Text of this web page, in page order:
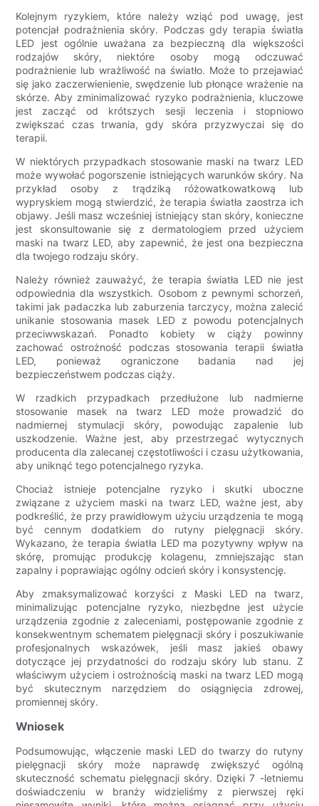
Kolejnym ryzykiem, które należy wziąć pod uwagę, jest
potencjał podrażnienia skóry. Podczas gdy terapia światła
LED jest ogólnie uważana za bezpieczną dla większości
rodzajów skóry, niektóre osoby mogą odczuwać
podrażnienie lub wrażliwość na światło. Może to przejawiać
się jako zaczerwienienie, swędzenie lub płonące wrażenie na
skórze. Aby zminimalizować ryzyko podrażnienia, kluczowe
jest zacząć od krótszych sesji leczenia i stopniowo
zwiększać czas trwania, gdy skóra przyzwyczai się do
terapii.
W niektórych przypadkach stosowanie maski na twarz LED
może wywołać pogorszenie istniejących warunków skóry. Na
przykład osoby z trądziką różowatkowatkową lub
wypryskiem mogą stwierdzić, że terapia światła zaostrza ich
objawy. Jeśli masz wcześniej istniejący stan skóry, konieczne
jest skonsultowanie się z dermatologiem przed użyciem
maski na twarz LED, aby zapewnić, że jest ona bezpieczna
dla twojego rodzaju skóry.
Należy również zauważyć, że terapia światła LED nie jest
odpowiednia dla wszystkich. Osobom z pewnymi schorzeń,
takimi jak padaczka lub zaburzenia tarczycy, można zalecić
unikanie stosowania masek LED z powodu potencjalnych
przeciwwskazań. Ponadto kobiety w ciąży powinny
zachować ostrożność podczas stosowania terapii światła
LED, ponieważ ograniczone badania nad jej
bezpieczeństwem podczas ciąży.
W rzadkich przypadkach przedłużone lub nadmierne
stosowanie masek na twarz LED może prowadzić do
nadmiernej stymulacji skóry, powodując zapalenie lub
uszkodzenie. Ważne jest, aby przestrzegać wytycznych
producenta dla zalecanej częstotliwości i czasu użytkowania,
aby uniknąć tego potencjalnego ryzyka.
Chociaż istnieje potencjalne ryzyko i skutki uboczne
związane z użyciem maski na twarz LED, ważne jest, aby
podkreślić, że przy prawidłowym użyciu urządzenia te mogą
być cennym dodatkiem do rutyny pielęgnacji skóry.
Wykazano, że terapia światła LED ma pozytywny wpływ na
skórę, promując produkcję kolagenu, zmniejszając stan
zapalny i poprawiając ogólny odcień skóry i konsystencję.
Aby zmaksymalizować korzyści z Maski LED na twarz,
minimalizując potencjalne ryzyko, niezbędne jest użycie
urządzenia zgodnie z zaleceniami, postępowanie zgodnie z
konsekwentnym schematem pielęgnacji skóry i poszukiwanie
profesjonalnych wskazówek, jeśli masz jakieś obawy
dotyczące jej przydatności do rodzaju skóry lub stanu. Z
właściwym użyciem i ostrożnością maski na twarz LED mogą
być skutecznym narzędziem do osiągnięcia zdrowej,
promiennej skóry.
Wniosek
Podsumowując, włączenie maski LED do twarzy do rutyny
pielęgnacji skóry może naprawdę zwiększyć ogólną
skuteczność schematu pielęgnacji skóry. Dzięki 7 -letniemu
doświadczeniu w branży widzieliśmy z pierwszej ręki